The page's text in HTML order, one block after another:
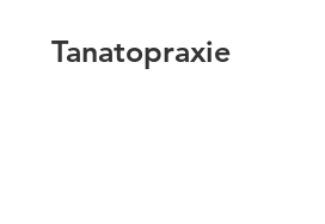
Tanatopraxie